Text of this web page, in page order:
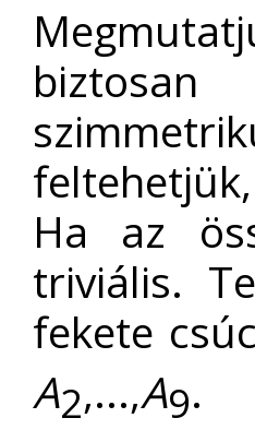
Ha az
triviális.
fekete
A2,...,A9.